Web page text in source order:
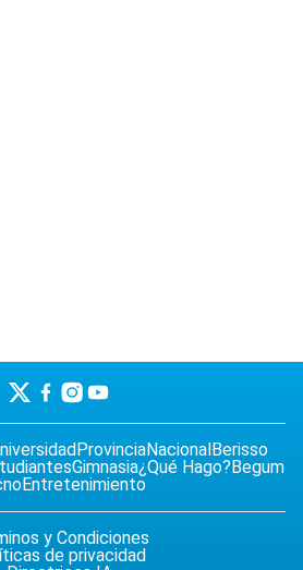
ProvinciaNacionalBerisso
Gimnasia¿Qué Hago?Begum
Entretenimiento
y Condiciones
de privacidad